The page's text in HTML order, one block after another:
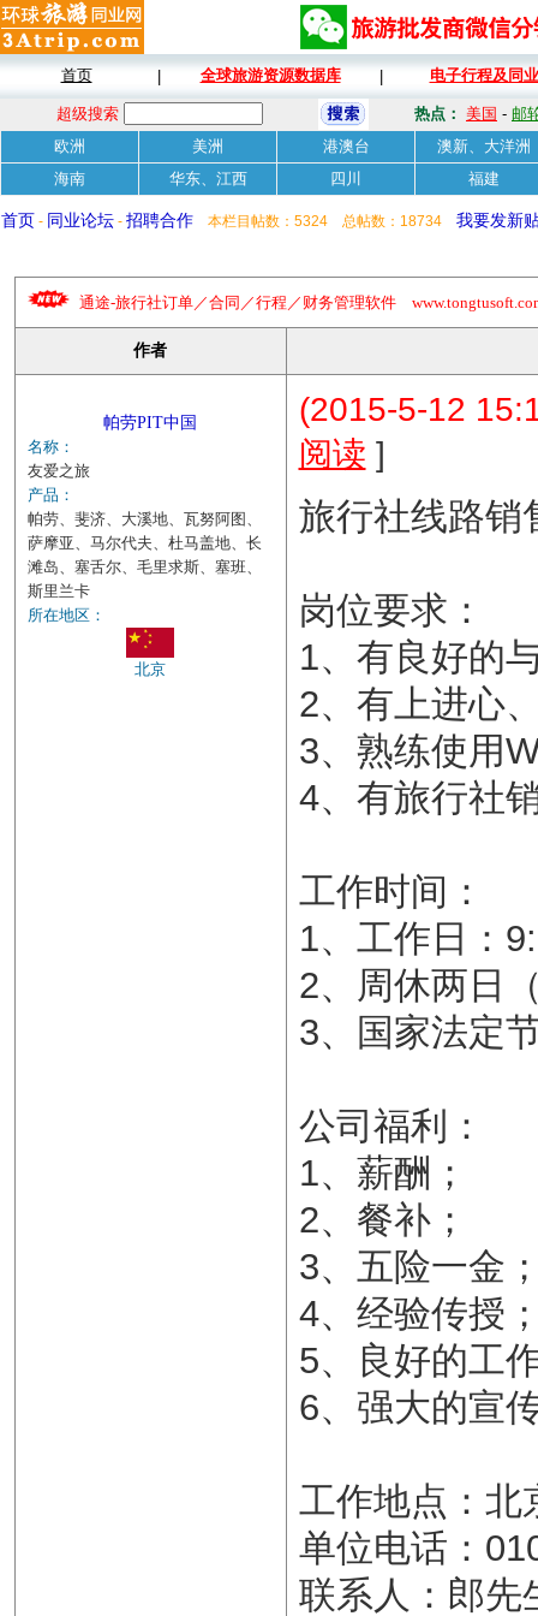
首页 全球旅游资源数据库 电子行程及同
超级搜索 热点： 美国 - 邮
欧洲
美洲 港澳台
澳新、大洋洲
海南
华东、江西 四川 福建
首页 - 同业论坛 - 招聘合作 本栏目帖数：5324 总帖数：18734 我要发新
通途-旅行社订单／合同／行程／财务管理软件
作者
帕劳PIT中国
名称：
友爱之旅
产品：
帕劳、斐济、大溪地、瓦努阿图、
萨摩亚、马尔代夫、杜马盖地、长
滩岛、塞舌尔、毛里求斯、塞班、
斯里兰卡
所在地区：
北京
(2015-5-12
阅读 ]
旅行社线路销
岗位要求：
1、有良好的
2、有上进心
3、熟练使用
4、有旅行社
工作时间：
1、工作日：
2、周休两日
3、国家法定
公司福利：
1、薪酬；
2、餐补；
3、五险一金
4、经验传授
5、良好的工
6、强大的宣
工作地点：北
单位电话：
联系人：郎先